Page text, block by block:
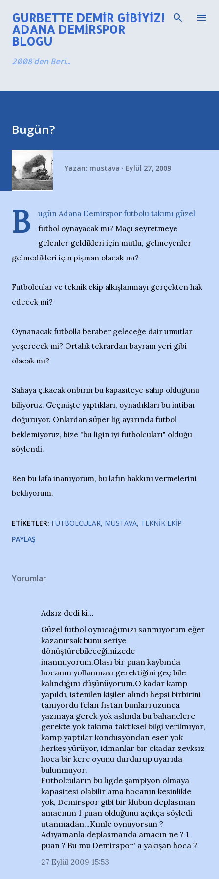
Ana içeriğe atla
GURBETTE DEMIR GIBIYIZ!
ADANA DEMIRSPOR
BLOGU
2008'den Beri...
Bugün?
Yazan: mustava Eylül 27, 2009
B
ugün Adana Demirspor futbolu takımı güzel
futbol oynayacak mı? Maçı seyretmeye
gelenler geldikleri için mutlu, gelmeyenler
gelmedikleri için pişman olacak mı?
Futbolcular ve teknik ekip alkışlanmayı gerçekten hak
edecek mi?
Oynanacak futbolla beraber geleceğe dair umutlar
yeşerecek mi? Ortalık tekrardan bayram yeri gibi
olacak mı?
Sahaya çıkacak onbirin bu kapasiteye sahip olduğunu
biliyoruz. Geçmişte yaptıkları, oynadıkları bu intibaı
doğuruyor. Onlardan süper lig ayarında futbol
beklemiyoruz, bize "bu ligin iyi futbolcuları" olduğu
söylendi.
Ben bu lafa inanıyorum, bu lafın hakkını vermelerini
bekliyorum.
ETIKETLER: FUTBOLCULAR MUSTAVA TEKNIK EKIP
PAYLAŞ
Yorumlar
Adsız dedi ki…
Güzel futbol oynıcağımızı sanmıyorum eğer
kazanırsak bunu seriye
dönüştürebileceğimizede
inanmıyorum.Olası bir puan kaybında
hocanın yollanması gerektiğini geç bile
kalındığını düşünüyorum.O kadar kamp
yapıldı, istenilen kişiler alındı hepsi birbirini
tanıyordu felan fıstan bunları uzunca
yazmaya gerek yok aslında bu bahanelere
gerekte yok takıma taktiksel bilgi verilmıyor,
kamp yaptılar kondusyondan eser yok
herkes yürüyor, idmanlar bır okadar zevksız
hoca bir kere oyunu durdurup uyarıda
bulunmuyor.
Futbolcuların bu lıgde şampiyon olmaya
kapasitesi olabilir ama hocanın kesinlikle
yok, Demirspor gibi bir klubun deplasman
amacının 1 puan olduğunu açıkça söyledi
utanmadan...Kımle oynuyorsun ?
Adıyamanla deplasmanda amacın ne ? 1
puan ? Bu mu Demirspor' a yakışan hoca ?
27 Eylül 2009 15:53